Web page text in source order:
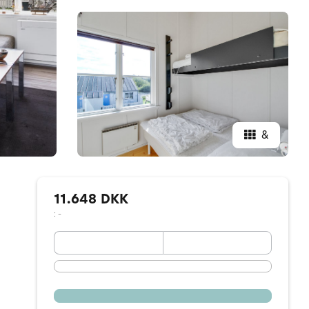
&
11.648 DKK
: -